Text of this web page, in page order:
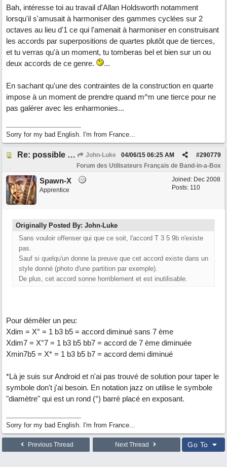
Bah, intéresse toi au travail d'Allan Holdsworth notamment
lorsqu'il s'amusait à harmoniser des gammes cyclées sur 2
octaves au lieu d'1 ce qui l'amenait à harmoniser en construisant
les accords par superpositions de quartes plutôt que de tierces,
et tu verras qu'à un moment, tu tomberas bel et bien sur un ou
deux accords de ce genre.
...
En sachant qu'une des contraintes de la construction en quarte
impose à un moment de prendre quand m^m une tierce pour ne
pas galérer avec les enharmonies...
Sorry for my bad English. I'm from France...
Re: possible ou non ? "T 3 5 9b" John-Luke #290779
04/06/15 06:25 AM
Forum des Utilisateurs Français de Band-in-a-Box
Joined: Dec 2008
Posts: 110
Spawn-X
Apprentice
Originally Posted By: John-Luke
Sans vouloir offenser qui que ce soit, l'accord T 3 5 9b n'existe
pas.
Sauf si quelqu'un donne la preuve que cet accord existe dans un
style donné (photo d'une partition par exemple).
De plus, cet accord sonne horriblement et est inutilisable.
Pour démêler un peu:
Xdim = X° = 1 b3 b5 = accord diminué sans 7 ème
Xdim7 = X°7 = 1 b3 b5 bb7 = accord de 7 ème diminuée
Xmin7b5 = X* = 1 b3 b5 b7 = accord demi diminué
*Là je suis sur Android et n'ai pas trouvé de solution pour taper le
symbole don't j'ai besoin. En notation jazz on utilise le symbole
"diamètre" qui est un rond (°) barré placé en exposant.
Sorry for my bad English. I'm from France...
Previous Thread Next Thread Go To